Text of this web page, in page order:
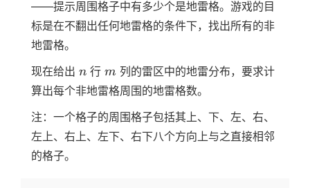
——提示周围格子中有多少个是地雷格。游戏的目
标是在不翻出任何地雷格的条件下，找出所有的非
地雷格。
现在给出 n
n 行 m
m 列的雷区中的地雷分布，要求计
算出每个非地雷格周围的地雷格数。
注：一个格子的周围格子包括其上、下、左、右、
左上、右上、左下、右下八个方向上与之直接相邻
的格子。